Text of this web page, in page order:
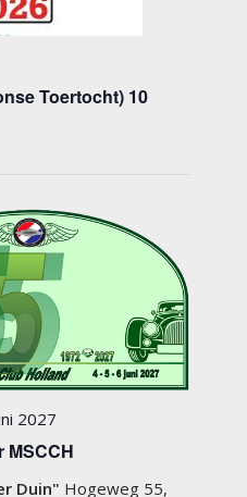
Toertocht) 10
MSCCH
2027
Duin" Hogeweg 55,